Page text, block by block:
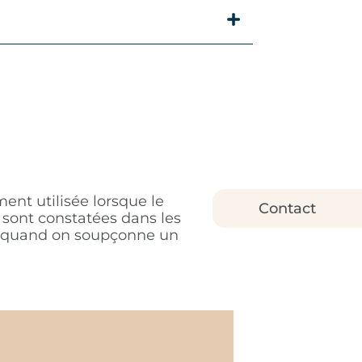
utilisée lorsque le
constatées dans les
on soupçonne un
Contact